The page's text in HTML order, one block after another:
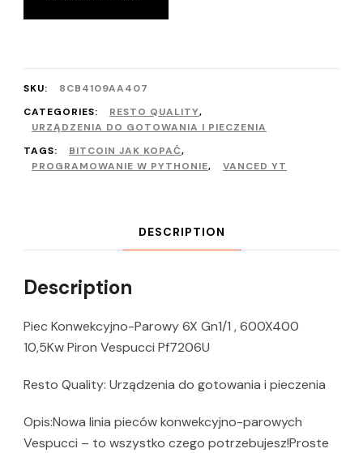
SKU:
8CB4109AA407
CATEGORIES:
RESTO QUALITY,
URZĄDZENIA DO GOTOWANIA I PIECZENIA
TAGS:
BITCOIN JAK KOPAĆ,
PROGRAMOWANIE W PYTHONIE, VANCED YT
DESCRIPTION
Description
Piec Konwekcyjno-Parowy 6X Gn1/1 , 600X400
10,5Kw Piron Vespucci Pf7206U
Resto Quality: Urządzenia do gotowania i pieczenia
Opis:Nowa linia pieców konwekcyjno-parowych
Vespucci – to wszystko czego potrzebujesz!Proste